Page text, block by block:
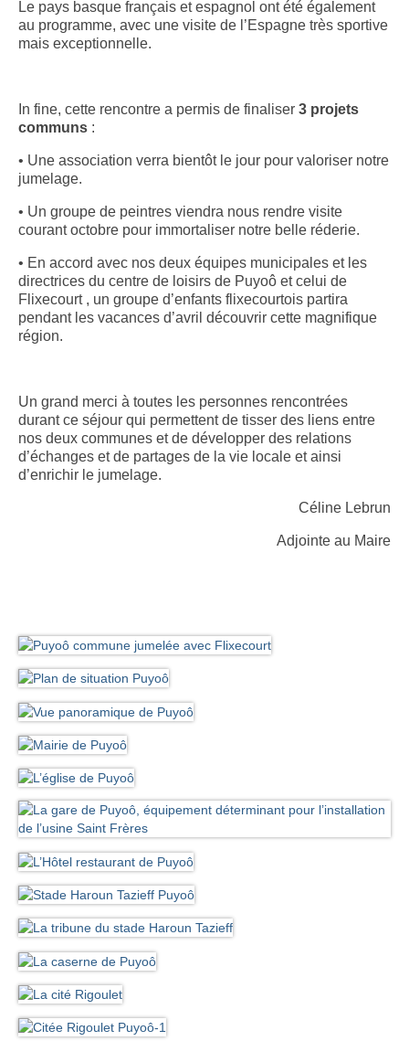
Le pays basque français et espagnol ont été également
au programme, avec une visite de l’Espagne très sportive
mais exceptionnelle.
In fine, cette rencontre a permis de finaliser 3 projets
communs :
• Une association verra bientôt le jour pour valoriser notre
jumelage.
• Un groupe de peintres viendra nous rendre visite
courant octobre pour immortaliser notre belle réderie.
• En accord avec nos deux équipes municipales et les
directrices du centre de loisirs de Puyoô et celui de
Flixecourt , un groupe d’enfants flixecourtois partira
pendant les vacances d’avril découvrir cette magnifique
région.
Un grand merci à toutes les personnes rencontrées
durant ce séjour qui permettent de tisser des liens entre
nos deux communes et de développer des relations
d’échanges et de partages de la vie locale et ainsi
d’enrichir le jumelage.
Céline Lebrun
Adjointe au Maire